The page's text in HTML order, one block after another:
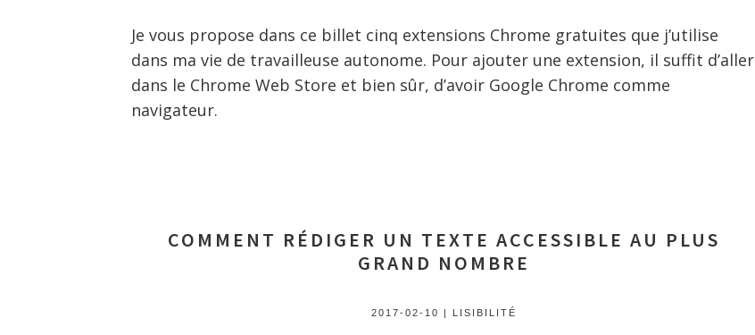
Je vous propose dans ce billet cinq extensions Chrome gratuites que j’utilise
dans ma vie de travailleuse autonome. Pour ajouter une extension, il suffit d’aller
dans le Chrome Web Store et bien sûr, d’avoir Google Chrome comme
navigateur.
COMMENT RÉDIGER UN TEXTE ACCESSIBLE AU PLUS
GRAND NOMBRE
2017-02-10 | LISIBILITÉ